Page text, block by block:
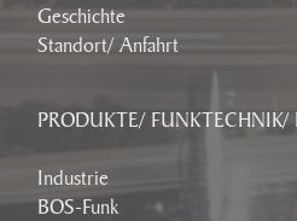
Geschichte
Standort/ Anfahrt
PRODUKTE/ FUNKTECHNIK/
Industrie
BOS-Funk